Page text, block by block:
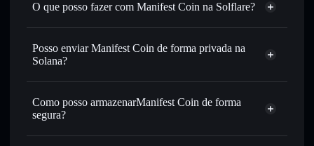
O que posso fazer com Manifest Coin na Solflare?
Manifest Coin
Carteira Solflare
Trocar instantaneamente— trocar MANIFEST por SOL,
USDC ou milhares de outros tokens Solana com
melhor preço disponível
Definir ordens limite— automatizar transações ao teu
preço-alvo para MANIFEST
Utilizar DCA— investir de forma faseada ao longo do
Posso enviar Manifest Coin de forma privada na
Solana?
Agregador de Privacidade
Como posso armazenarManifest Coin de forma
segura?
Manifest Coin